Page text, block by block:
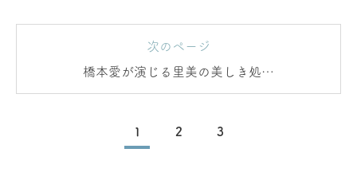
次のページ
橋本愛が演じる里美の美しき処女
喪失シーン
1 2 3